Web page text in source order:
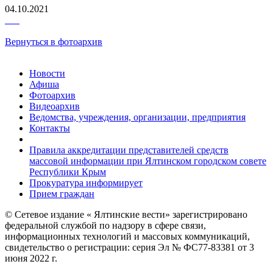
04.10.2021
Вернуться в фотоархив
Новости
Афиша
Фотоархив
Видеоархив
Ведомства, учреждения, организации, предприятия
Контакты
Правила аккредитации представителей средств
массовой информации при Ялтинском городском совете
Республики Крым
Прокуратура информирует
Прием граждан
© Сетевое издание « Ялтинские вести» зарегистрировано
федеральной службой по надзору в сфере связи,
информационных технологий и массовых коммуникаций,
свидетельство о регистрации: серия Эл № ФС77-83381 от 3
июня 2022 г.